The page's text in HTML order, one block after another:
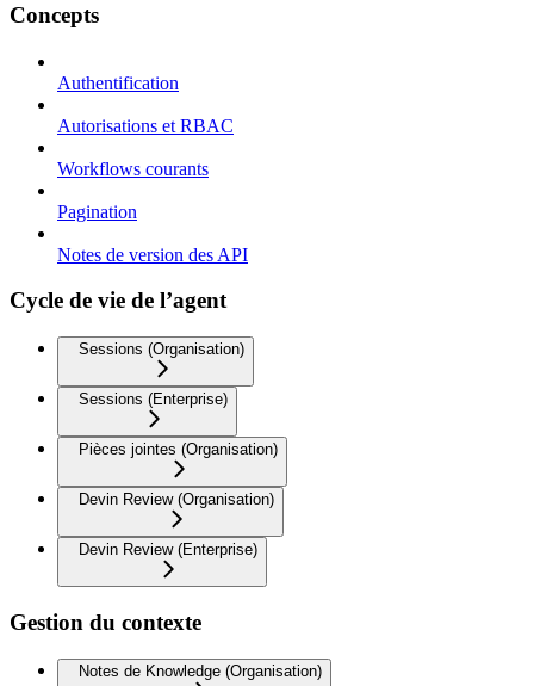
Concepts
Authentification
Autorisations et RBAC
Workflows courants
Pagination
Notes de version des API
Cycle de vie de l’agent
Sessions (Organisation)
Sessions (Enterprise)
Pièces jointes (Organisation)
Devin Review (Organisation)
Devin Review (Enterprise)
Gestion du contexte
Notes de Knowledge (Organisation)